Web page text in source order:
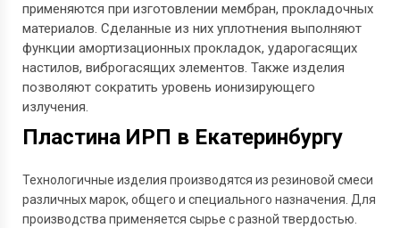
применяются при изготовлении мембран, прокладочных
материалов. Сделанные из них уплотнения выполняют
функции амортизационных прокладок, ударогасящих
настилов, виброгасящих элементов. Также изделия
позволяют сократить уровень ионизирующего
излучения.
Пластина ИРП в Екатеринбургу
Технологичные изделия производятся из резиновой смеси
различных марок, общего и специального назначения. Для
производства применяется сырье с разной твердостью.